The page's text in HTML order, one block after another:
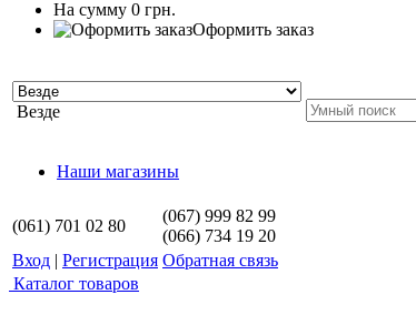
На сумму 0 грн.
Оформить заказ
Везде
Наши магазины
(061) 701 02 80
(067) 999 82 99
(066) 734 19 20
Вход | Регистрация Обратная связь
Каталог товаров